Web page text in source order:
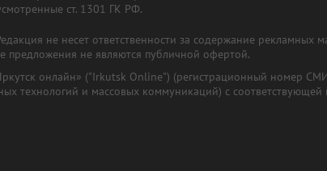
ст. 1301 ГК РФ.
не несет ответственности за содержание рекламных
предложения не являются публичной офертой.
онлайн» ("Irkutsk Online") (регистрационный номер
технологий и массовых коммуникаций) с соответствующей